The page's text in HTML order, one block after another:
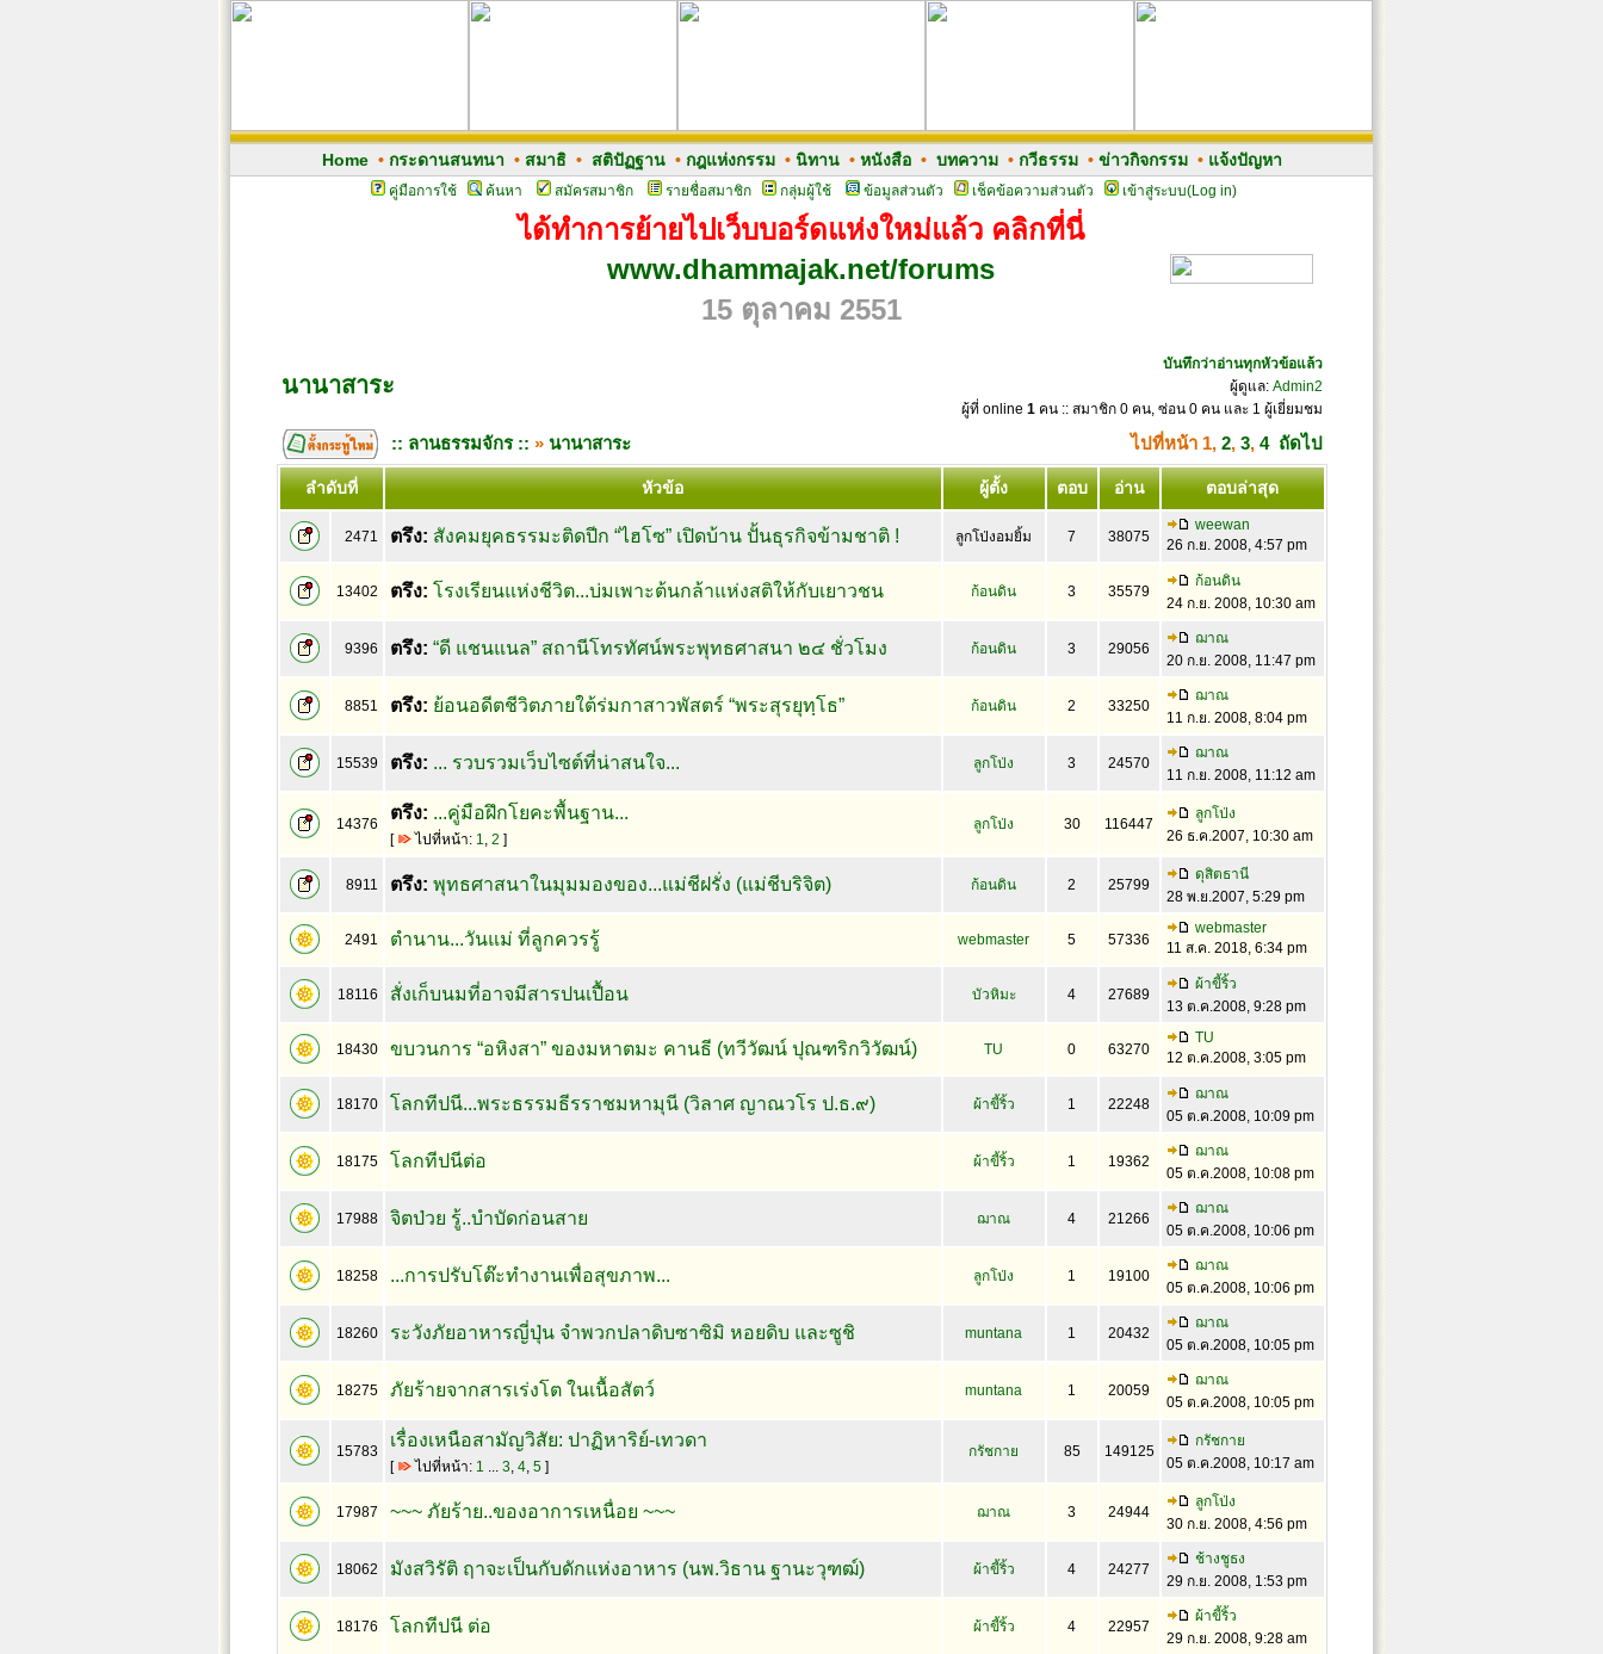
Home• กระดานสนทนา • สมาธิ• สติปัฏฐาน• กฎแห่งกรรม• นิทาน• หนังสือ• บทความ• กวีธรรม• ข่าวกิจกรรม• แจ้งปัญหา
คู่มือการใช้ ค้นหา สมัครสมาชิก รายชื่อสมาชิก กลุ่มผู้ใช้ ข้อมูลส่วนตัว เช็คข้อความส่วนตัว เข้าสู่ระบบ(Log in)
ได้ทำการย้ายไปเว็บบอร์ดแห่งใหม่แล้ว คลิกที่นี่
www.dhammajak.net/forums
15 ตุลาคม 2551
นานาสาระ
บันทึกว่าอ่านทุกหัวข้อแล้ว
ผู้ดูแล: Admin2
ผู้ที่ online 1คน :: สมาชิก 0 คน, ซ่อน 0 คน และ 1 ผู้เยี่ยมชม
:: ลานธรรมจักร :: » นานาสาระ ไปที่หน้า 1, 2, 3, 4 ถัดไป
ลำดับที่ หัวข้อ ผู้ตั้ง ตอบ อ่าน ตอบล่าสุด
2471 ตรึง: สังคมยุคธรรมะติดปีก “ไฮโซ” เปิดบ้าน ปั้นธุรกิจข้ามชาติ ! ลูกโป่งอมยิ้ม 7 38075
weewan
26 ก.ย. 2008, 4:57 pm
13402 ตรึง: โรงเรียนแห่งชีวิต...บ่มเพาะต้นกล้าแห่งสติให้กับเยาวชน ก้อนดิน 3 35579
ก้อนดิน
24 ก.ย. 2008, 10:30 am
9396 ตรึง: “ดี แชนแนล” สถานีโทรทัศน์พระพุทธศาสนา ๒๔ ชั่วโมง ก้อนดิน 3 29056
ฌาณ
20 ก.ย. 2008, 11:47 pm
8851 ตรึง: ย้อนอดีตชีวิตภายใต้ร่มกาสาวพัสตร์ “พระสุรยุทฺโธ” ก้อนดิน 2 33250
ฌาณ
11 ก.ย. 2008, 8:04 pm
15539 ตรึง: ... รวบรวมเว็บไซต์ที่น่าสนใจ... ลูกโป่ง 3 24570
ฌาณ
11 ก.ย. 2008, 11:12 am
14376
ตรึง: ...คู่มือฝึกโยคะพื้นฐาน...
[ ไปที่หน้า: 1, 2 ]
ลูกโป่ง 30 116447
ลูกโป่ง
26 ธ.ค.2007, 10:30 am
8911 ตรึง: พุทธศาสนาในมุมมองของ...แม่ชีฝรั่ง (แม่ชีบริจิต) ก้อนดิน 2 25799
ดุสิตธานี
28 พ.ย.2007, 5:29 pm
2491 ตำนาน...วันแม่ ที่ลูกควรรู้ webmaster 5 57336
webmaster
11 ส.ค. 2018, 6:34 pm
18116 สั่งเก็บนมที่อาจมีสารปนเปื้อน บัวหิมะ 4 27689
ผ้าขี้ริ้ว
13 ต.ค.2008, 9:28 pm
18430 ขบวนการ “อหิงสา” ของมหาตมะ คานธี (ทวีวัฒน์ ปุณฑริกวิวัฒน์) TU 0 63270
TU
12 ต.ค.2008, 3:05 pm
18170 โลกทีปนี...พระธรรมธีรราชมหามุนี (วิลาศ ญาณวโร ป.ธ.๙) ผ้าขี้ริ้ว 1 22248
ฌาณ
05 ต.ค.2008, 10:09 pm
18175 โลกทีปนีต่อ ผ้าขี้ริ้ว 1 19362
ฌาณ
05 ต.ค.2008, 10:08 pm
17988 จิตป่วย รู้..บำบัดก่อนสาย ฌาณ 4 21266
ฌาณ
05 ต.ค.2008, 10:06 pm
18258 ...การปรับโต๊ะทำงานเพื่อสุขภาพ... ลูกโป่ง 1 19100
ฌาณ
05 ต.ค.2008, 10:06 pm
18260 ระวังภัยอาหารญี่ปุ่น จำพวกปลาดิบซาซิมิ หอยดิบ และซูชิ muntana 1 20432
ฌาณ
05 ต.ค.2008, 10:05 pm
18275 ภัยร้ายจากสารเร่งโต ในเนื้อสัตว์ muntana 1 20059
ฌาณ
05 ต.ค.2008, 10:05 pm
15783
เรื่องเหนือสามัญวิสัย: ปาฏิหาริย์-เทวดา
[ ไปที่หน้า: 1 ... 3, 4, 5]
กรัชกาย 85 149125
กรัชกาย
05 ต.ค.2008, 10:17 am
17987 ~~~ ภัยร้าย..ของอาการเหนื่อย ~~~ ฌาณ 3 24944
ลูกโป่ง
30 ก.ย. 2008, 4:56 pm
18062 มังสวิรัติ ฤาจะเป็นกับดักแห่งอาหาร (นพ.วิธาน ฐานะวุฑฒ์) ผ้าขี้ริ้ว 4 24277
ช้างชูธง
29 ก.ย. 2008, 1:53 pm
18176 โลกทีปนี ต่อ ผ้าขี้ริ้ว 4 22957
ผ้าขี้ริ้ว
29 ก.ย. 2008, 9:28 am